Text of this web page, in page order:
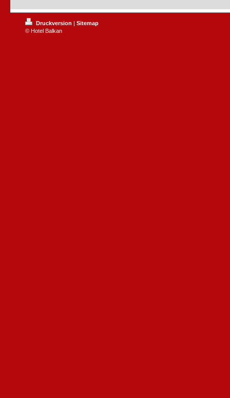
Druckversion | Sitemap
© Hotel Balkan